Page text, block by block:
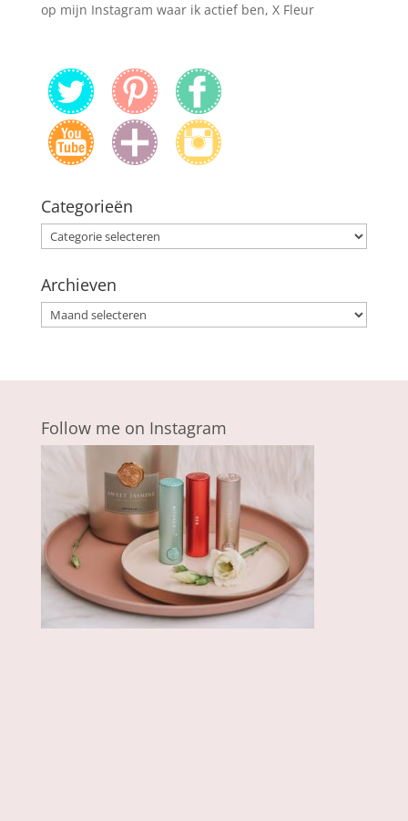
op mijn Instagram waar ik actief ben, X Fleur
Categorieën
Categorieën
Archieven
Archieven
Follow me on Instagram